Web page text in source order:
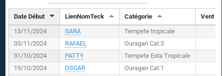
Date Début LienNomTeck Catégorie Vent (
13/11/2024
SARA
Tempete tropicale
03/11/2024
RAFAEL
Ouragan Cat.3
31/10/2024
PATTY
Tempete Exta Tropicale
19/10/2024
OSCAR
Ouragan Cat.1